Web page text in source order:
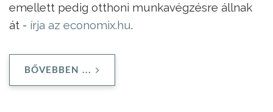
emellett pedig otthoni munkavégzésre állnak
át - írja az economix.hu.
BŐVEBBEN ...